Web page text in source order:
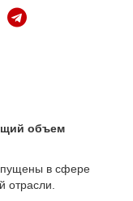
объем
в сфере
отрасли.